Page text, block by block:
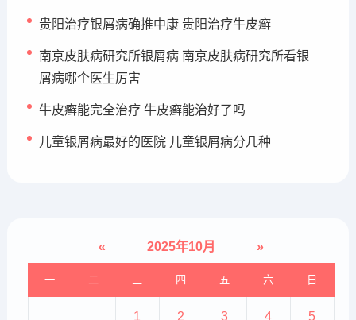
贵阳治疗银屑病确推中康 贵阳治疗牛皮癣
南京皮肤病研究所银屑病 南京皮肤病研究所看银
屑病哪个医生厉害
牛皮癣能完全治疗 牛皮癣能治好了吗
儿童银屑病最好的医院 儿童银屑病分几种
« 2025年10月 »
一 二 三 四 五 六 日
1 2 3 4 5